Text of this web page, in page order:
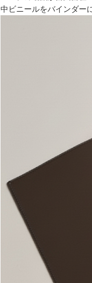
中ビニールをバインダー